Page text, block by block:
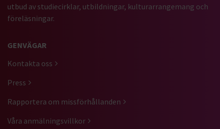
utbud av studiecirklar, utbildningar, kulturarrangemang och
föreläsningar.
GENVÄGAR
Kontakta oss
Press
Rapportera om missförhållanden
Våra anmälningsvillkor